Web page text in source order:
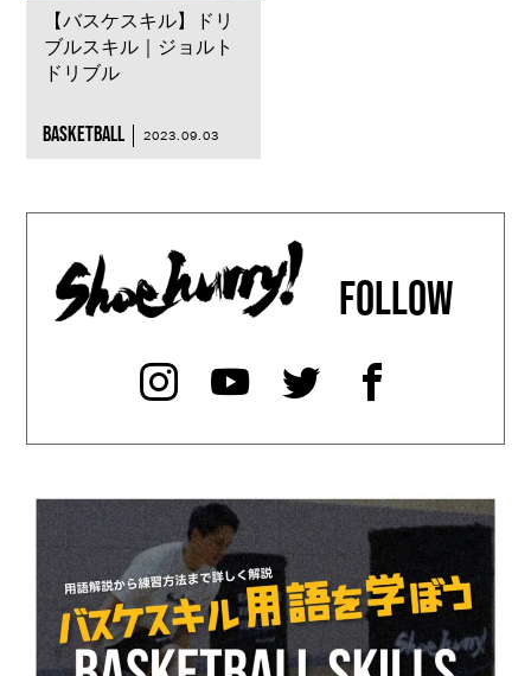
【バスケスキル】ドリ
ブルスキル｜ジョルト
ドリブル
BASKETBALL 2023.09.03
FOLLOW